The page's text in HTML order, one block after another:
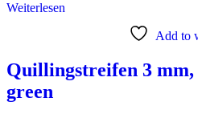
Weiterlesen
Add to
Quillingstreifen 3 mm,
green